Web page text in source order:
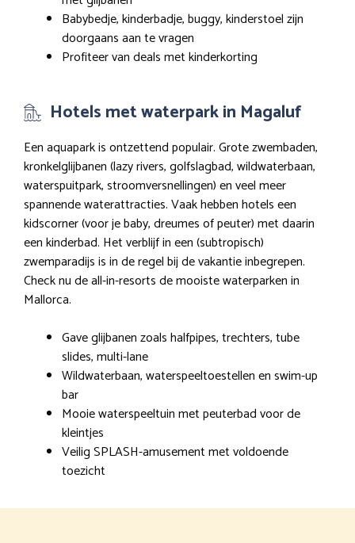
Babybedje, kinderbadje, buggy, kinderstoel zijn
doorgaans aan te vragen
Profiteer van deals met kinderkorting
Hotels met waterpark in Magaluf
Een aquapark is ontzettend populair. Grote zwembaden,
kronkelglijbanen (lazy rivers, golfslagbad, wildwaterbaan,
waterspuitpark, stroomversnellingen) en veel meer
spannende waterattracties. Vaak hebben hotels een
kidscorner (voor je baby, dreumes of peuter) met daarin
een kinderbad. Het verblijf in een (subtropisch)
zwemparadijs is in de regel bij de vakantie inbegrepen.
Check nu de all-in-resorts de mooiste waterparken in
Mallorca.
Gave glijbanen zoals halfpipes, trechters, tube
slides, multi-lane
Wildwaterbaan, waterspeeltoestellen en swim-up
bar
Mooie waterspeeltuin met peuterbad voor de
kleintjes
Veilig SPLASH-amusement met voldoende
toezicht